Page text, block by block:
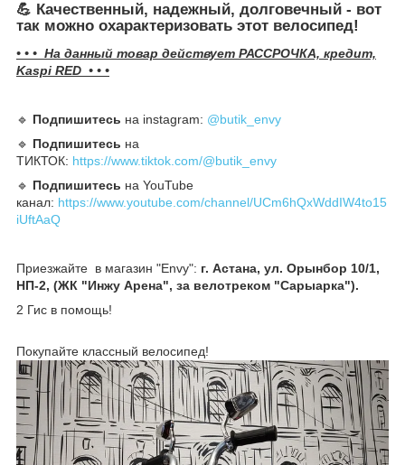
💪 Качественный, надежный, долговечный - вот
так можно охарактеризовать этот велосипед!
• • • На данный товар действует РАССРОЧКА, кредит,
Kaspi RED • • •
🔹️ Подпишитесь на instagram: @butik_envy
🔹️ Подпишитесь на
ТИКТОК: https://www.tiktok.com/@butik_envy
🔹️ Подпишитесь на YouTube
канал: https://www.youtube.com/channel/UCm6hQxWddIW4to15
iUftAaQ
Приезжайте в магазин "Envy": г. Астана, ул. Орынбор 10/1,
НП-2, (ЖК "Инжу Арена", за велотреком "Сарыарка").
2 Гис в помощь!
Покупайте классный велосипед!